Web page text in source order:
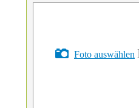
Foto auswählen